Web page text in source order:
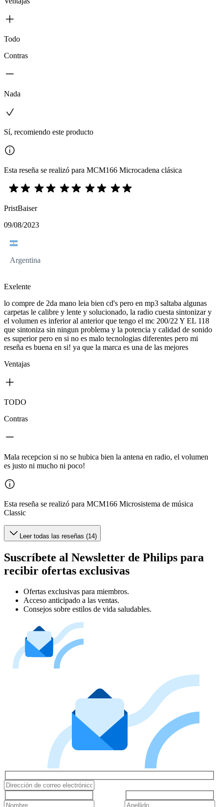
Todo
Contras
Nada
Sí, recomiendo este producto
Esta reseña se realizó para MCM166 Microcadena clásica
PristBaiser
09/08/2023
Argentina
Exelente
lo compre de 2da mano leia bien cd's pero en mp3 saltaba algunas
carpetas le calibre y lente y solucionado, la radio cuesta sintonizar y
el volumen es inferior al anterior que tengo el mc 200/22 Y EL 118
que sintoniza sin ningun problema y la potencia y calidad de sonido
es superior pero en si no es malo tecnologias diferentes pero mi
reseña es buena en si! ya que la marca es una de las mejores
Ventajas
TODO
Contras
Mala recepcion si no se hubica bien la antena en radio, el volumen
es justo ni mucho ni poco!
Esta reseña se realizó para MCM166 Microsistema de música
Classic
Leer todas las reseñas (14)
Suscríbete al Newsletter de Philips para
recibir ofertas exclusivas
Ofertas exclusivas para miembros.
Acceso anticipado a las ventas.
Consejos sobre estilos de vida saludables.